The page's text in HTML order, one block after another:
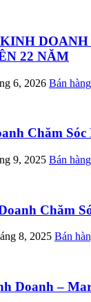
22 NĂM
6, 2026 Bán hàng
Chăm
9, 2025 Bán hàng
Chăm
8, 2025 Bán
Doanh –